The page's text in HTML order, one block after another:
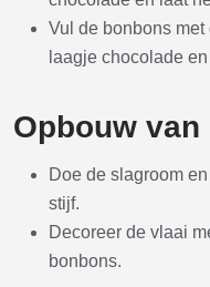
Vul de bonbons met
laagje chocolade
Opbouw van
Doe de slagroom
stijf.
Decoreer de vlaai
bonbons.